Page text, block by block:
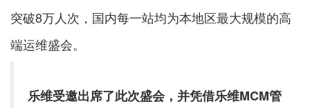
突破8万人次，国内每一站均为本地区最大规模的高
端运维盛会。
乐维受邀出席了此次盛会，并凭借乐维MCM管